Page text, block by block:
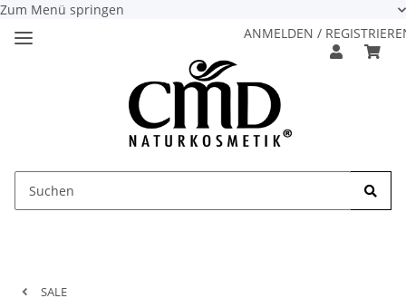
Zum Menü springen
ANMELDEN /
SALE